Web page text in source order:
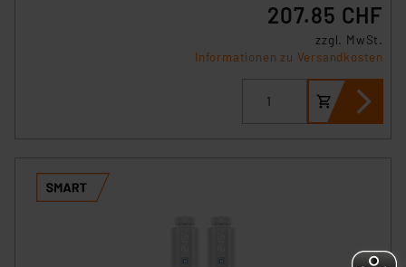
207.85 CHF
zzgl. MwSt.
Informationen zu Versandkosten